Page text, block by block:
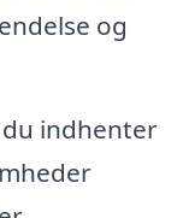
og
indhenter